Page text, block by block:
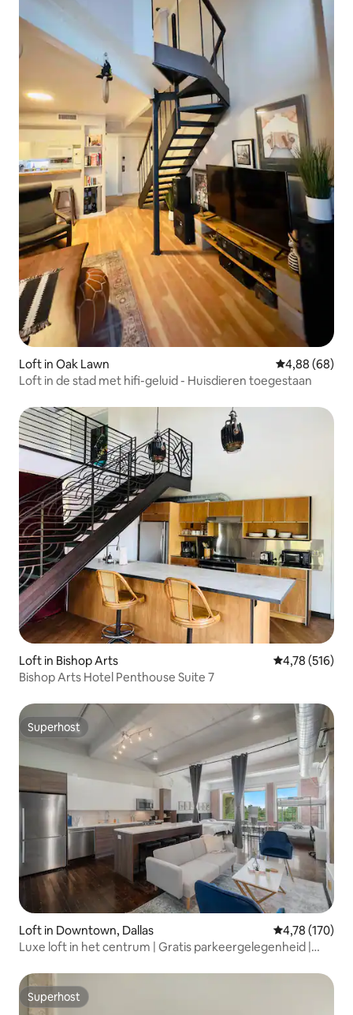
Loft in Oak Lawn Gemiddelde
4,88 (68)
Loft in de stad met hifi-geluid - Huisdieren toegestaan
Loft in Bishop Arts Gemiddelde
4,78 (516)
Bishop Arts Hotel Penthouse Suite 7
Superhost
Superhost
Loft in Downtown, Dallas Gemiddelde
4,78 (170)
Luxe loft in het centrum | Gratis parkeergelegenheid |
Superhost
Superhost